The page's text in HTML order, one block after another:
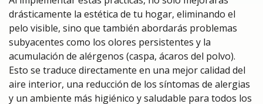
drásticamente la estética de tu hogar, eliminando el
pelo visible, sino que también abordarás problemas
subyacentes como los olores persistentes y la
acumulación de alérgenos (caspa, ácaros del polvo).
Esto se traduce directamente en una mejor calidad del
aire interior, una reducción de los síntomas de alergias
y un ambiente más higiénico y saludable para todos los